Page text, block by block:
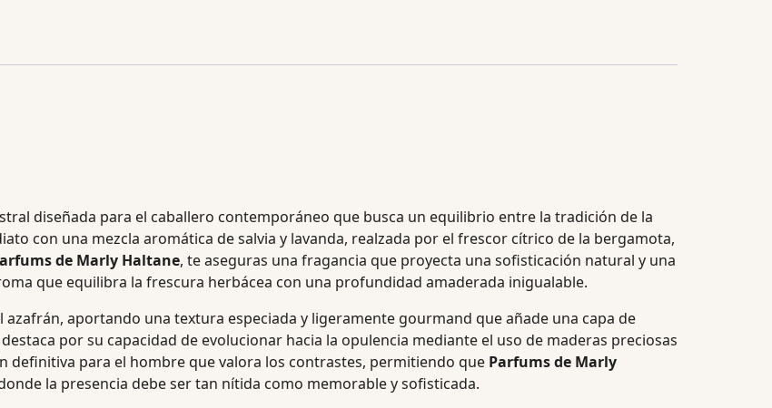
diseñada para el caballero contemporáneo que busca un equilibrio entre la tradición de la
con una mezcla aromática de salvia y lavanda, realzada por el frescor cítrico de la bergamota,
de Marly Haltane, te aseguras una fragancia que proyecta una sofisticación natural y una
que equilibra la frescura herbácea con una profundidad amaderada inigualable.
aportando una textura especiada y ligeramente gourmand que añade una capa de
destaca por su capacidad de evolucionar hacia la opulencia mediante el uso de maderas preciosas
definitiva para el hombre que valora los contrastes, permitiendo que Parfums de Marly
la presencia debe ser tan nítida como memorable y sofisticada.